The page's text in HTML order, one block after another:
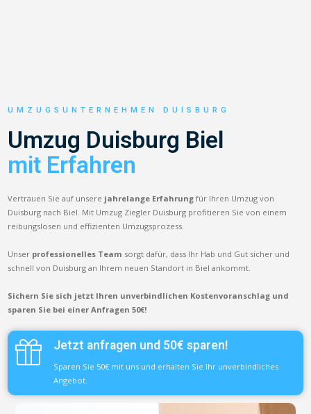
UMZUGSUNTERNEHMEN DUISBURG
Umzug Duisburg Biel
mit Erfahren
Vertrauen Sie auf unsere jahrelange Erfahrung für Ihren Umzug von
Duisburg nach Biel. Mit Umzug Ziegler Duisburg profitieren Sie von einem
reibungslosen und effizienten Umzugsprozess.
Unser professionelles Team sorgt dafür, dass Ihr Hab und Gut sicher und
schnell von Duisburg an Ihrem neuen Standort in Biel ankommt.
Sichern Sie sich jetzt Ihren unverbindlichen Kostenvoranschlag und
sparen Sie bei einer Anfragen 50€!
Jetzt anfragen und 50€ sparen!
Sparen Sie 50€ mit uns und erhalten Sie Ihr unverbindliches
Angebot.